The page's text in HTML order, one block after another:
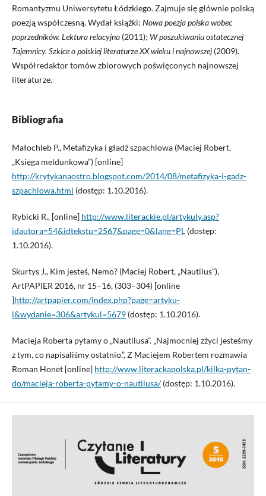
Romantyzmu Uniwersytetu Łódzkiego. Zajmuje się głównie polską
poezją współczesną. Wydał książki: Nowa poezja polska wobec
poprzedników. Lektura relacyjna (2011); W poszukiwaniu ostatecznej
Tajemnicy. Szkice o polskiej literaturze XX wieku i najnowszej (2009).
Współredaktor tomów zbiorowych poświęconych najnowszej
literaturze.
Bibliografia
Małochleb P., Metafizyka i gładź szpachlowa (Maciej Robert,
„Księga meldunkowa”) [online]
http://krytykanaostro.blogspot.com/2014/08/metafizyka-i-gadz-
szpachlowa.html (dostęp: 1.10.2016).
Rybicki R., [online] http://www.literackie.pl/artykuly.asp?
idautora=54&idtekstu=2567&page=0&lang=PL(dostęp:
1.10.2016).
Skurtys J., Kim jesteś, Nemo? (Maciej Robert, „Nautilus”),
ArtPAPIER 2016, nr 15–16, (303–304) [online
]http://artpapier.com/index.php?page=artyku­
l&wydanie=306&artykul=5679(dostęp: 1.10.2016).
Macieja Roberta pytamy o „Nautilusa”. „Najmocniej zżyci jesteśmy
z tym, co napisaliśmy ostatnio.”, Z Maciejem Robertem rozmawia
Roman Honet [online] http://www.literackapolska.pl/kilka-pytan-
do/macieja-roberta-pyta­my-o-nautilusa/(dostęp: 1.10.2016).